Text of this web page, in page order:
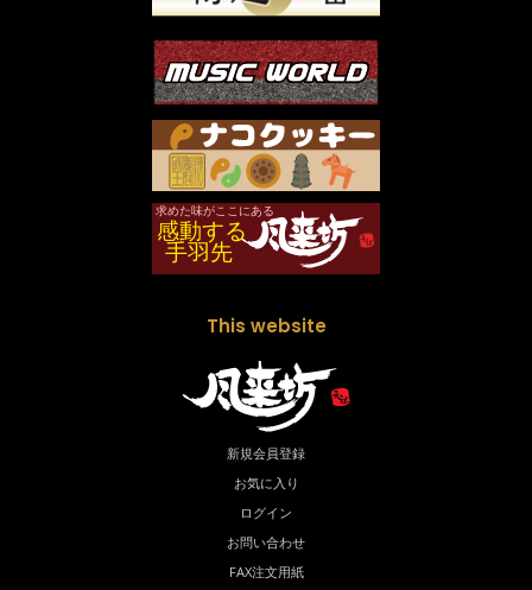
This website
新規会員登録
お気に入り
ログイン
お問い合わせ
FAX注文用紙